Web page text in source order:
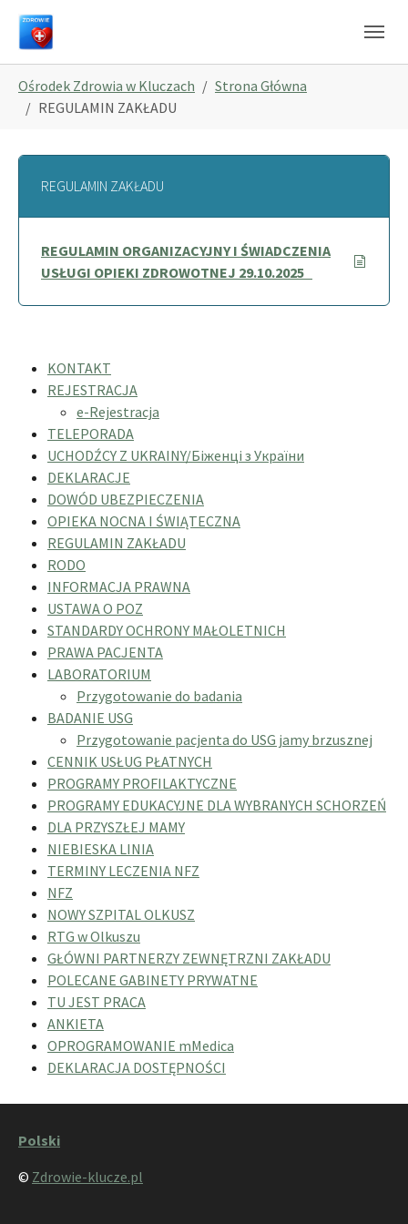
Skip to main navigation
Skip to main content
Skip to page footer
Ośrodek Zdrowia w Kluczach
Strona Główna
REGULAMIN ZAKŁADU
REGULAMIN ZAKŁADU
REGULAMIN ORGANIZACYJNY I ŚWIADCZENIA
USŁUGI OPIEKI ZDROWOTNEJ 29.10.2025
KONTAKT
REJESTRACJA
e-Rejestracja
TELEPORADA
UCHODŹCY Z UKRAINY/Біженці з України
DEKLARACJE
DOWÓD UBEZPIECZENIA
OPIEKA NOCNA I ŚWIĄTECZNA
REGULAMIN ZAKŁADU
RODO
INFORMACJA PRAWNA
USTAWA O POZ
STANDARDY OCHRONY MAŁOLETNICH
PRAWA PACJENTA
LABORATORIUM
Przygotowanie do badania
BADANIE USG
Przygotowanie pacjenta do USG jamy brzusznej
CENNIK USŁUG PŁATNYCH
PROGRAMY PROFILAKTYCZNE
PROGRAMY EDUKACYJNE DLA WYBRANYCH SCHORZEŃ
DLA PRZYSZŁEJ MAMY
NIEBIESKA LINIA
TERMINY LECZENIA NFZ
NFZ
NOWY SZPITAL OLKUSZ
RTG w Olkuszu
GŁÓWNI PARTNERZY ZEWNĘTRZNI ZAKŁADU
POLECANE GABINETY PRYWATNE
TU JEST PRACA
ANKIETA
OPROGRAMOWANIE mMedica
DEKLARACJA DOSTĘPNOŚCI
Polski
© Zdrowie-klucze.pl